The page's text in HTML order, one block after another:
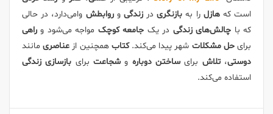
است کههازل را به بازنگریدر زندگی وروابطش وامی‌دارد، در حالی
که با چالش‌های زندگی در یک جامعه کوچک مواجه می‌شود و راهی
برایحل مشکلات شهر پیدا می‌کند.کتاب همچنین از عناصریمانند
دوستی،تلاش برای ساختن دوباره وشجاعتبرای بازسازی زندگی
استفاده می‌کند.